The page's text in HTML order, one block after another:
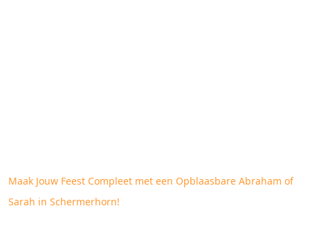
Maak Jouw Feest Compleet met een Opblaasbare Abraham of
Sarah in Schermerhorn!